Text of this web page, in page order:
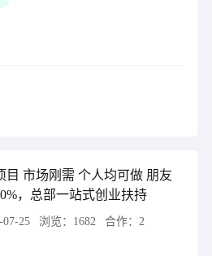
目 市场刚需 个人均可做 朋友
，总部一站式创业扶持
07-25 浏览： 1682 合作： 2